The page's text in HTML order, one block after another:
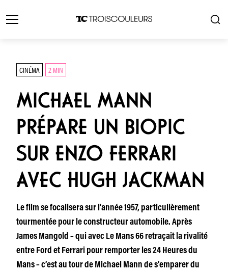
CINÉMA 2 MIN
MICHAEL MANN
PRÉPARE UN BIOPIC
SUR ENZO FERRARI
AVEC HUGH JACKMAN
Le film se focalisera sur l’année 1957, particulièrement
tourmentée pour le constructeur automobile. Après
James Mangold – qui avec Le Mans 66 retraçait la rivalité
entre Ford et Ferrari pour remporter les 24 Heures du
Mans – c’est au tour de Michael Mann de s’emparer du